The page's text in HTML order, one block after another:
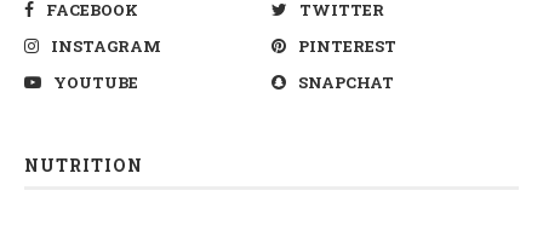
FACEBOOK
TWITTER
INSTAGRAM
PINTEREST
YOUTUBE
SNAPCHAT
NUTRITION